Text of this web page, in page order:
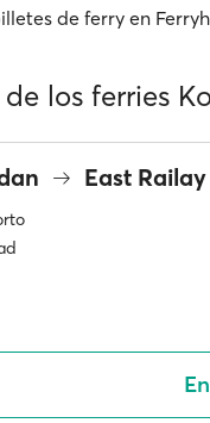
de ferry en
de los ferries
East Railay